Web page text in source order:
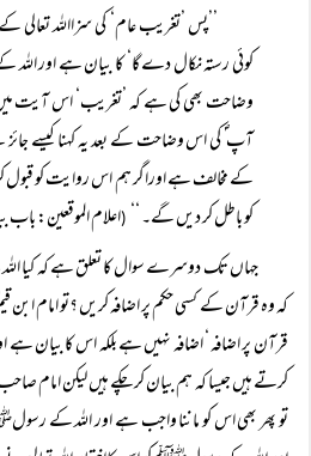
’’پس ’تغریب عام‘ کی سزااللہ تعالی
کوئی رستہ نکال دے گا‘ کا بیان ہے
وضاحت بھی کی ہے کہ ’تغریب‘ اس آیت
آپ ؐ کی اس وضاحت کے بعد یہ کہنا کیسے
کے مخالف ہے اوراگر ہم اس روایت کو
کو باطل کر دیں گے۔ ‘‘
(اعلام الموقعین: باب
جہاں تک دوسرے سوال کا تعلق ہے کہ کیا
کہ وہ قرآن کے کسی حکم پر اضافہ کریں ؟تو امام ابن
قرآن پر اضافہ ‘ اضافہ نہیں ہے بلکہ اس کا بیان
کرتے ہیں جیسا کہ ہم بیان کر چکے ہیں لیکن امام صاحب
تو پھر بھی اس کو ماننا واجب ہے اور اللہ کے